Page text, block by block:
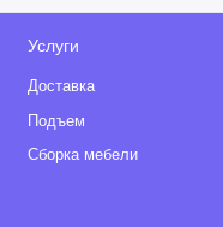
Услуги
Доставка
Подъем
Сборка мебели